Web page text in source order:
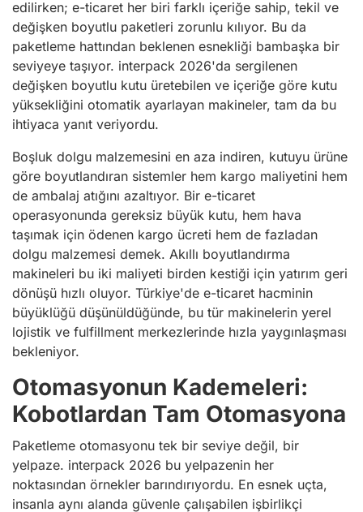
edilirken; e-ticaret her biri farklı içeriğe sahip, tekil ve
değişken boyutlu paketleri zorunlu kılıyor. Bu da
paketleme hattından beklenen esnekliği bambaşka bir
seviyeye taşıyor. interpack 2026'da sergilenen
değişken boyutlu kutu üretebilen ve içeriğe göre kutu
yüksekliğini otomatik ayarlayan makineler, tam da bu
ihtiyaca yanıt veriyordu.
Boşluk dolgu malzemesini en aza indiren, kutuyu ürüne
göre boyutlandıran sistemler hem kargo maliyetini hem
de ambalaj atığını azaltıyor. Bir e-ticaret
operasyonunda gereksiz büyük kutu, hem hava
taşımak için ödenen kargo ücreti hem de fazladan
dolgu malzemesi demek. Akıllı boyutlandırma
makineleri bu iki maliyeti birden kestiği için yatırım geri
dönüşü hızlı oluyor. Türkiye'de e-ticaret hacminin
büyüklüğü düşünüldüğünde, bu tür makinelerin yerel
lojistik ve fulfillment merkezlerinde hızla yaygınlaşması
bekleniyor.
Otomasyonun Kademeleri:
Kobotlardan Tam Otomasyona
Paketleme otomasyonu tek bir seviye değil, bir
yelpaze. interpack 2026 bu yelpazenin her
noktasından örnekler barındırıyordu. En esnek uçta,
insanla aynı alanda güvenle çalışabilen işbirlikçi